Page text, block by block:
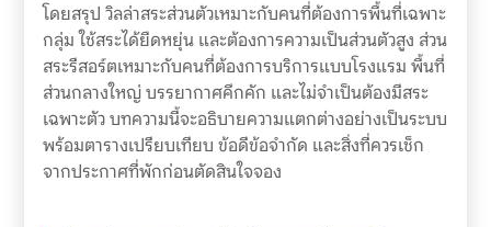
โดยสรุป วิลล่าสระส่วนตัวเหมาะกับคนที่ต้องการพื้นที่เฉพาะ
กลุ่ม ใช้สระได้ยืดหยุ่น และต้องการความเป็นส่วนตัวสูง ส่วน
สระรีสอร์ตเหมาะกับคนที่ต้องการบริการแบบโรงแรม พื้นที่
ส่วนกลางใหญ่ บรรยากาศคึกคัก และไม่จำเป็นต้องมีสระ
เฉพาะตัว บทความนี้จะอธิบายความแตกต่างอย่างเป็นระบบ
พร้อมตารางเปรียบเทียบ ข้อดีข้อจำกัด และสิ่งที่ควรเช็ก
จากประกาศที่พักก่อนตัดสินใจจอง